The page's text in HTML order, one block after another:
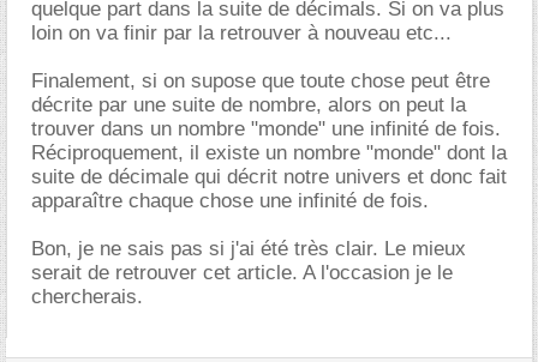
quelque part dans la suite de décimals. Si on va plus
loin on va finir par la retrouver à nouveau etc...
Finalement, si on supose que toute chose peut être
décrite par une suite de nombre, alors on peut la
trouver dans un nombre "monde" une infinité de fois.
Réciproquement, il existe un nombre "monde" dont la
suite de décimale qui décrit notre univers et donc fait
apparaître chaque chose une infinité de fois.
Bon, je ne sais pas si j'ai été très clair. Le mieux
serait de retrouver cet article. A l'occasion je le
chercherais.